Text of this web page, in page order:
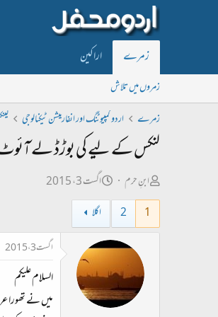
زمرے اراکین
زمروں میں تلاش
زمرے
اردو کمپیوٹنگ اور انفارمیشن ٹیکنالوجی
لنکس کے لیے کی بوڑڈ لے
ص
ا
ح
ابنِ حرم
ت
ا
ی
خ
ا
ب
اگست 3، 2015
1
2 اگلا
اگست 3، 2015
السلام علیکم
میں نے تھورا